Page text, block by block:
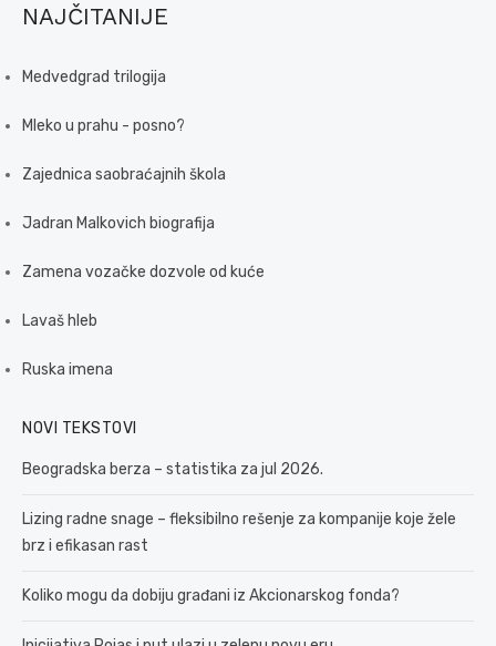
NAJČITANIJE
Medvedgrad trilogija
Mleko u prahu - posno?
Zajednica saobraćajnih škola
Jadran Malkovich biografija
Zamena vozačke dozvole od kuće
Lavaš hleb
Ruska imena
NOVI TEKSTOVI
Beogradska berza – statistika za jul 2026.
Lizing radne snage – fleksibilno rešenje za kompanije koje žele
brz i efikasan rast
Koliko mogu da dobiju građani iz Akcionarskog fonda?